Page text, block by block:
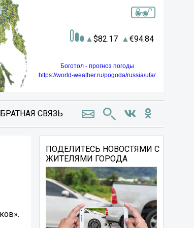
82.17 94.84
Боготол - прогноз погоды
https://world-weather.ru/pogoda/russia/ufa/
СВЯЗЬ
ПОДЕЛИТЕСЬ НОВОСТЯМИ С
ЖИТЕЛЯМИ ГОРОДА